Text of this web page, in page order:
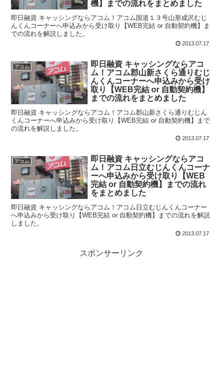
機】までの流れをまとめました
即日融資 キャッシングならアコム！アコム国道１３号山形成沢むじ
んくんコーナーへ申込みから受け取り【WEB完結 or 自動契約機】ま
での流れを解説しました。
2013.07.17
アコム
即日融資 キャッシングならアコ
ム！アコム郡山新さくら通りむじ
んくんコーナーへ申込みから受け
取り【WEB完結 or 自動契約機】
までの流れをまとめました
即日融資 キャッシングならアコム！アコム郡山新さくら通りむじん
くんコーナーへ申込みから受け取り【WEB完結 or 自動契約機】まで
の流れを解説しました。
2013.07.17
アコム
即日融資 キャッシングならアコ
ム！アコム日立むじんくんコーナ
ーへ申込みから受け取り【WEB
完結 or 自動契約機】までの流れ
をまとめました
即日融資 キャッシングならアコム！アコム日立むじんくんコーナー
へ申込みから受け取り【WEB完結 or 自動契約機】までの流れを解説
しました。
2013.07.17
スポンサーリンク